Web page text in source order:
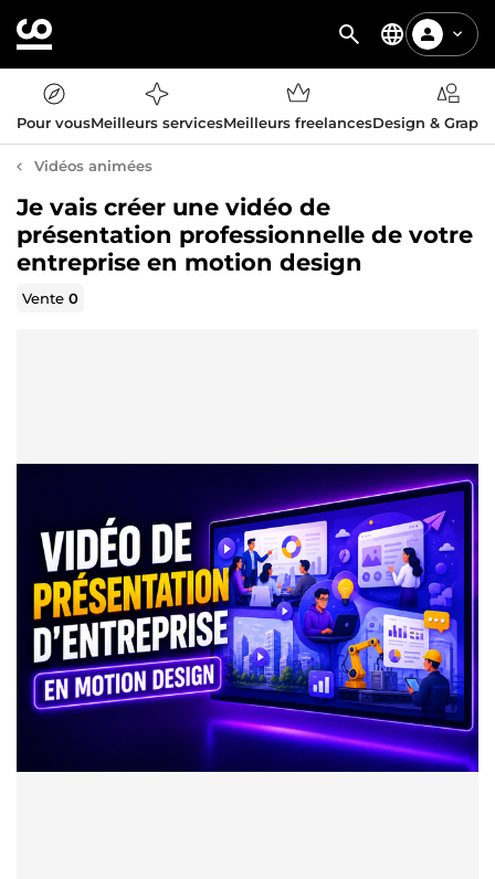
Pour vousMeilleurs servicesMeilleurs freelancesDesign &
Vidéos animées
Je vais créer une vidéo de
présentation professionnelle de votre
entreprise en motion design
Vente0